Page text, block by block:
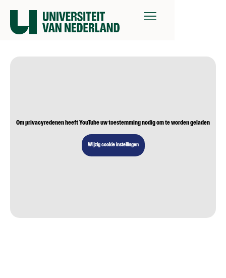
Om privacyredenen heeft YouTube uw toestemming nodig om te worden geladen
Wijzig cookie instellingen